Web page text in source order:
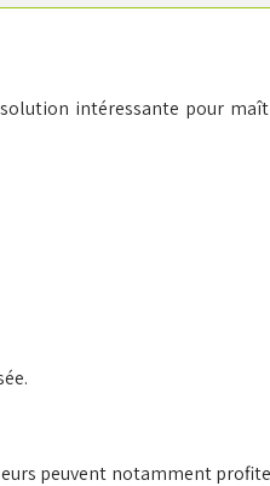
intéressante pour
peuvent notamment